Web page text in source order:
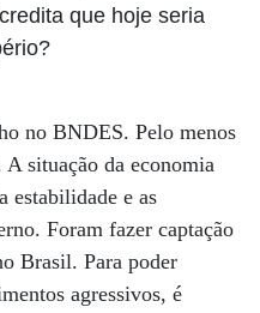
que hoje seria
no BNDES. Pelo menos
situação da economia
estabilidade e as
Foram fazer captação
Brasil. Para poder
agressivos, é